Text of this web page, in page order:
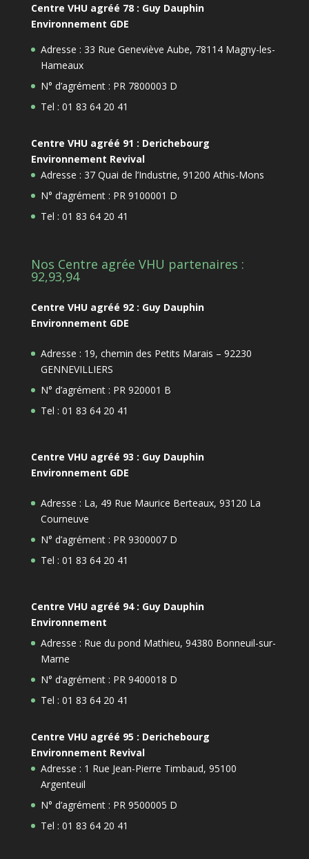
Centre VHU agréé 78 : Guy Dauphin
Environnement GDE
Adresse : 33 Rue Geneviève Aube, 78114 Magny-les-
Hameaux
N° d’agrément : PR 7800003 D
Tel : 01 83 64 20 41
Centre VHU agréé 91 : Derichebourg
Environnement Revival
Adresse : 37 Quai de l’Industrie, 91200 Athis-Mons
N° d’agrément : PR 9100001 D
Tel : 01 83 64 20 41
Nos Centre agrée VHU partenaires :
92,93,94
Centre VHU agréé 92 : Guy Dauphin
Environnement GDE
Adresse : 19, chemin des Petits Marais – 92230
GENNEVILLIERS
N° d’agrément : PR 920001 B
Tel : 01 83 64 20 41
Centre VHU agréé 93 : Guy Dauphin
Environnement GDE
Adresse : La, 49 Rue Maurice Berteaux, 93120 La
Courneuve
N° d’agrément : PR 9300007 D
Tel : 01 83 64 20 41
Centre VHU agréé 94 : Guy Dauphin
Environnement
Adresse : Rue du pond Mathieu, 94380 Bonneuil-sur-
Marne
N° d’agrément : PR 9400018 D
Tel : 01 83 64 20 41
Centre VHU agréé 95 : Derichebourg
Environnement Revival
Adresse : 1 Rue Jean-Pierre Timbaud, 95100
Argenteuil
N° d’agrément : PR 9500005 D
Tel : 01 83 64 20 41